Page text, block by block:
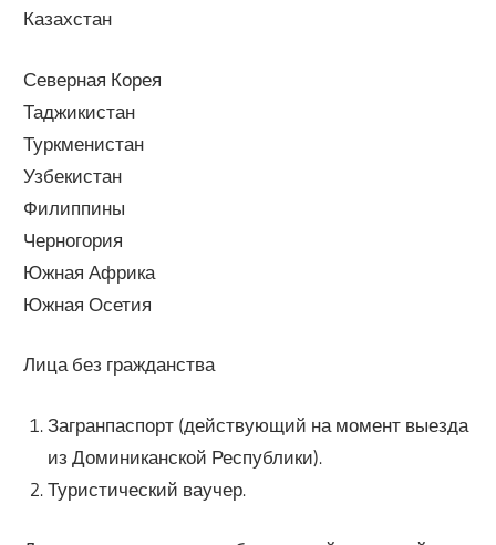
Казахстан
Северная Корея
Таджикистан
Туркменистан
Узбекистан
Филиппины
Черногория
Южная Африка
Южная Осетия
Лица без гражданства
Загранпаспорт (действующий на момент выезда
из Доминиканской Республики).
Туристический ваучер.